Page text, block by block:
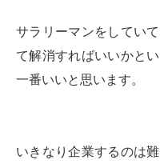
サラリーマンをしてい
て解消すればいいかと
一番いいと思います。
いきなり企業するのは